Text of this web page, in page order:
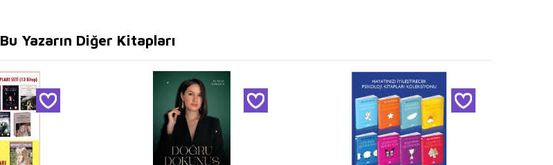
Bu Yazarın Diğer Kitapları